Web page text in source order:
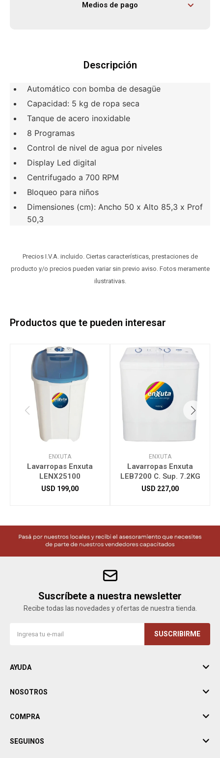
Medios de pago
Descripción
Automático con bomba de desagüe
Capacidad: 5 kg de ropa seca
Tanque de acero inoxidable
8 Programas
Control de nivel de agua por niveles
Display Led digital
Centrifugado a 700 RPM
Bloqueo para niños
Dimensiones (cm): Ancho 50 x Alto 85,3 x Prof
50,3
Precios I.V.A. incluido. Ciertas características, prestaciones de
producto y/o precios pueden variar sin previo aviso. Fotos meramente
ilustrativas.
Productos que te pueden interesar
ENXUTA
Lavarropas Enxuta
LENX25100
USD 199,00
ENXUTA
Lavarropas Enxuta
LEB7200 C. Sup. 7.2KG
USD 227,00
Suscríbete a nuestra newsletter
Recibe todas las novedades y ofertas de nuestra tienda.
SUSCRIBIRME
AYUDA
NOSOTROS
COMPRA
SEGUINOS